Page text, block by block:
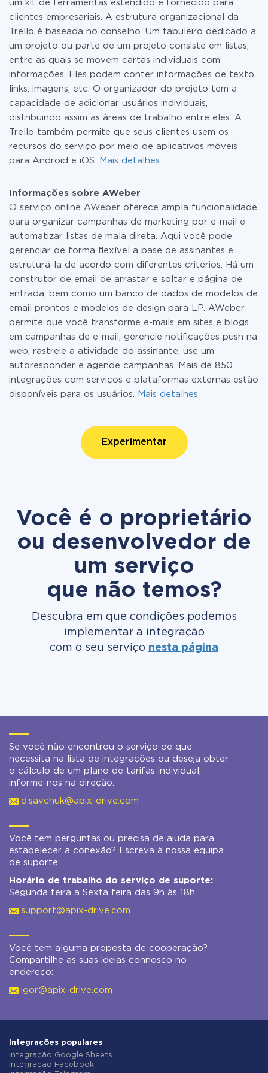
um kit de ferramentas estendido é fornecido para
clientes empresariais. A estrutura organizacional da
Trello é baseada no conselho. Um tabuleiro dedicado a
um projeto ou parte de um projeto consiste em listas,
entre as quais se movem cartas individuais com
informações. Eles podem conter informações de texto,
links, imagens, etc. O organizador do projeto tem a
capacidade de adicionar usuários individuais,
distribuindo assim as áreas de trabalho entre eles. A
Trello também permite que seus clientes usem os
recursos do serviço por meio de aplicativos móveis
para Android e iOS.
Mais detalhes
Informações sobre AWeber
O serviço online AWeber oferece ampla funcionalidade
para organizar campanhas de marketing por e-mail e
automatizar listas de mala direta. Aqui você pode
gerenciar de forma flexível a base de assinantes e
estruturá-la de acordo com diferentes critérios. Há um
construtor de email de arrastar e soltar e página de
entrada, bem como um banco de dados de modelos de
email prontos e modelos de design para LP. AWeber
permite que você transforme e-mails em sites e blogs
em campanhas de e-mail, gerencie notificações push na
web, rastreie a atividade do assinante, use um
autoresponder e agende campanhas. Mais de 850
integrações com serviços e plataformas externas estão
disponíveis para os usuários.
Mais detalhes
Experimentar
Você é o proprietário
ou desenvolvedor de
um serviço
que não temos?
Descubra em que condições podemos
implementar a integração
com o seu serviço nesta página
Se você não encontrou o serviço de que
necessita na lista de integrações ou deseja obter
o cálculo de um plano de tarifas individual,
informe-nos na direção:
d.savchuk@apix-drive.com
Você tem perguntas ou precisa de ajuda para
estabelecer a conexão? Escreva à nossa equipa
de suporte:
Horário de trabalho do serviço de suporte:
Segunda feira a Sexta feira das 9h às 18h
support@apix-drive.com
Você tem alguma proposta de cooperação?
Compartilhe as suas ideias connosco no
endereço:
igor@apix-drive.com
Integrações populares
Integração Google Sheets
Integração Facebook